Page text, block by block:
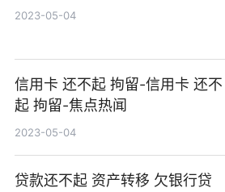
2023-05-04
信用卡 还不起 拘留-信用卡 还不
起 拘留-焦点热闻
2023-05-04
贷款还不起 资产转移 欠银行贷